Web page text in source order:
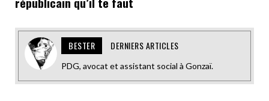
BESTER DERNIERS ARTICLES
PDG, avocat et assistant social à Gonzaï.